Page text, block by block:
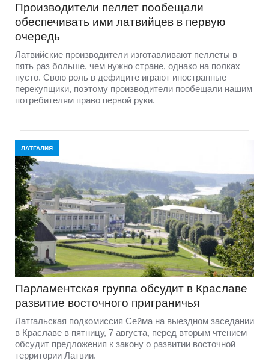
Производители пеллет пообещали
обеспечивать ими латвийцев в первую
очередь
Латвийские производители изготавливают пеллеты в
пять раз больше, чем нужно стране, однако на полках
пусто. Свою роль в дефиците играют иностранные
перекупщики, поэтому производители пообещали нашим
потребителям право первой руки.
ЛАТГАЛИЯ
Парламентская группа обсудит в Краславе
развитие восточного приграничья
Латгальская подкомиссия Сейма на выездном заседании
в Краславе в пятницу, 7 августа, перед вторым чтением
обсудит предложения к закону о развитии восточной
территории Латвии.